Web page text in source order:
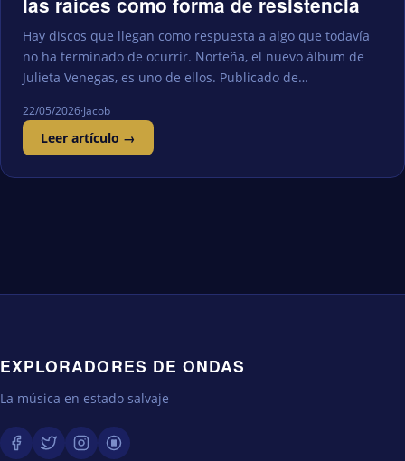
Hay discos que llegan como respuesta a algo que todavía
no ha terminado de ocurrir. Norteña, el nuevo álbum de
Julieta Venegas, es uno de ellos. Publicado de…
22/05/2026·Jacob
Leer artículo →
EXPLORADORES DE ONDAS
La música en estado salvaje